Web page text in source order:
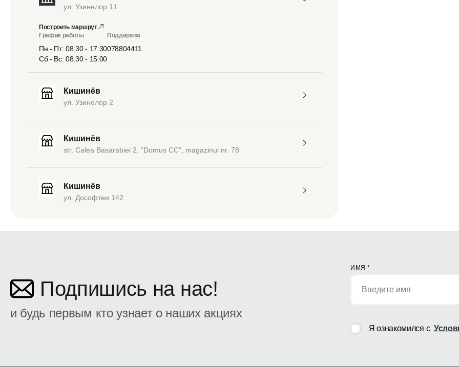
ул. Узинелор 11
Построить маршрут
График работы
Пн - Пт: 08:30 - 17:30
Сб - Вс: 08:30 - 15:00
Поддержка
078804411
Кишинёв
ул. Узинелор 2
Кишинёв
str. Calea Basarabiei 2, ”Domus CC”, magazinul nr. 78
Кишинёв
ул. Дософтеи 142
Подпишись на нас!
и будь первым кто узнает о наших акциях
ИМЯ *
Я ознакомился с